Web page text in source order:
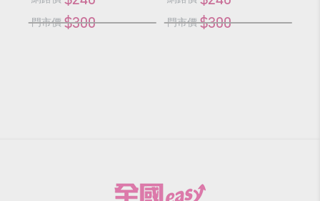
門市價 $300 門市價 $300